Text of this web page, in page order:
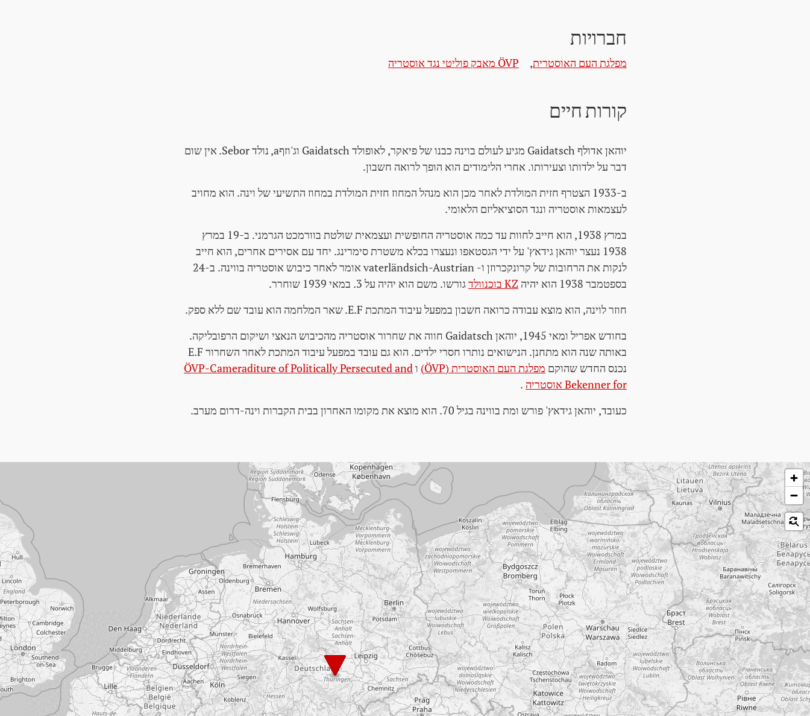
חברויות
מפלגת העם האוסטרית, ÖVP מאבק פוליטי נגד אוסטריה
קורות חיים
יוהאן אדולף Gaidatsch מגיע לעולם בוינה כבנו של פיאקר, לאופולד Gaidatsch וג'וזףa, נולד Sebor. אין שום
דבר על ילדותו וצעירותו. אחרי הלימודים הוא הופך לרואה חשבון.
ב-1933 הצטרף חזית המולדת לאחר מכן הוא מנהל המחוז חזית המולדת במחוז התשיעי של וינה. הוא מחויב
לעצמאות אוסטריה ונגד הסוציאליזם הלאומי.
במרץ 1938, הוא חייב לחוות עד כמה אוסטריה החופשית ועצמאית שולטת בוורמכט הגרמני. ב-19 במרץ
1938 נעצר יוהאן גידאץ' על ידי הגסטאפו ונעצרו בכלא משטרת סימרינג. יחד עם אסירים אחרים, הוא חייב
לנקות את הרחובות של קרונקכרוזן ו- vaterländsich-Austrian אומר לאחר כיבוש אוסטריה בווינה. ב-24
בספטמבר 1938 הוא יהיה
KZ בוכנוולד
גורשו. משם הוא יהיה על 3. במאי 1939 שוחרר.
חוזר לוינה, הוא מוצא עבודה כרואה חשבון במפעל עיבוד המתכת E.F. שאר המלחמה הוא עובד שם ללא ספק.
בחודש אפריל ומאי 1945, יוהאן Gaidatsch חווה את שחרור אוסטריה מהכיבוש הנאצי ושיקום הרפובליקה.
באותה שנה הוא מתחנן. הנישואים נותרו חסרי ילדים. הוא גם עובד במפעל עיבוד המתכת לאחר השחרור E.F
נכנס החדש שהוקם מפלגת העם האוסטרית (ÖVP) וÖVP-Cameraditure of Politically Persecuted and
Bekenner for אוסטריה
.
כעובד, יוהאן גידאץ' פורש ומת בווינה בגיל 70. הוא מוצא את מקומו האחרון בבית הקברות וינה-דרום מערב.
דלג על המפה